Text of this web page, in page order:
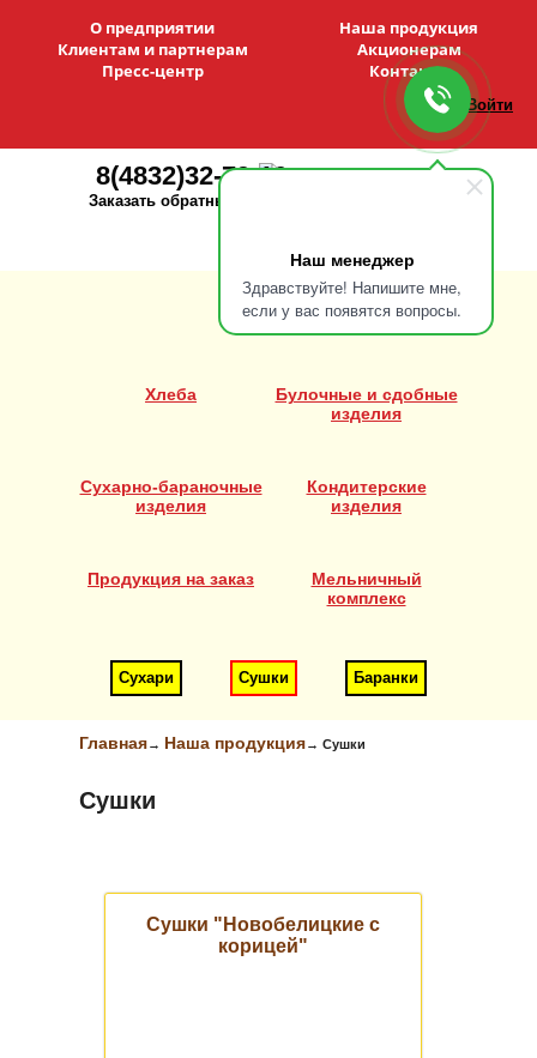
Наш менеджер
Здравствуйте! Напишите мне,
если у вас появятся вопросы.
О предприятии
Наша продукция
Клиентам и партнерам
Акционерам
Пресс-центр
Контакты
8(4832)32-79-10
Заказать обратный звонок
Войти
Хлеба
Булочные и сдобные
изделия
Сухарно-бараночные
изделия
Кондитерские
изделия
Продукция на заказ
Мельничный
комплекс
Сухари Сушки Баранки
Главная→ Наша продукция→ Сушки
Сушки
Сушки "Новобелицкие с
корицей"